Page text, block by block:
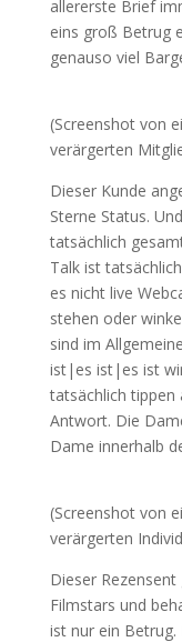
allererste Brief
eins groß Betrug
genauso viel
(Screenshot von
verärgerten
Dieser Kunde
Sterne Status.
tatsächlich
Talk ist
es nicht live
stehen oder
sind im
ist|es ist|es ist
tatsächlich tippen
Antwort. Die
Dame innerhalb
(Screenshot von
verärgerten
Dieser
Filmstars und
ist nur ein